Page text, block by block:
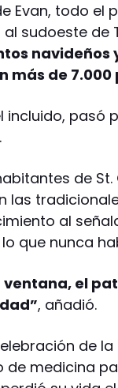
Evan, todo el
al sudoeste de
más de 7.000
incluido, pasó
de
las
al
que nunca
ventana, el
, añadió.
de
medicina